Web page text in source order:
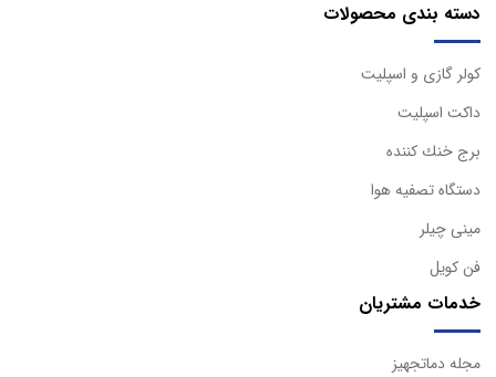
دسته بندی محصولات
كولر گازی و اسپليت
داكت اسپليت
برج خنك كننده
دستگاه تصفيه هوا
مینی چیلر
فن کویل
خدمات مشتریان
مجله دماتجهیز